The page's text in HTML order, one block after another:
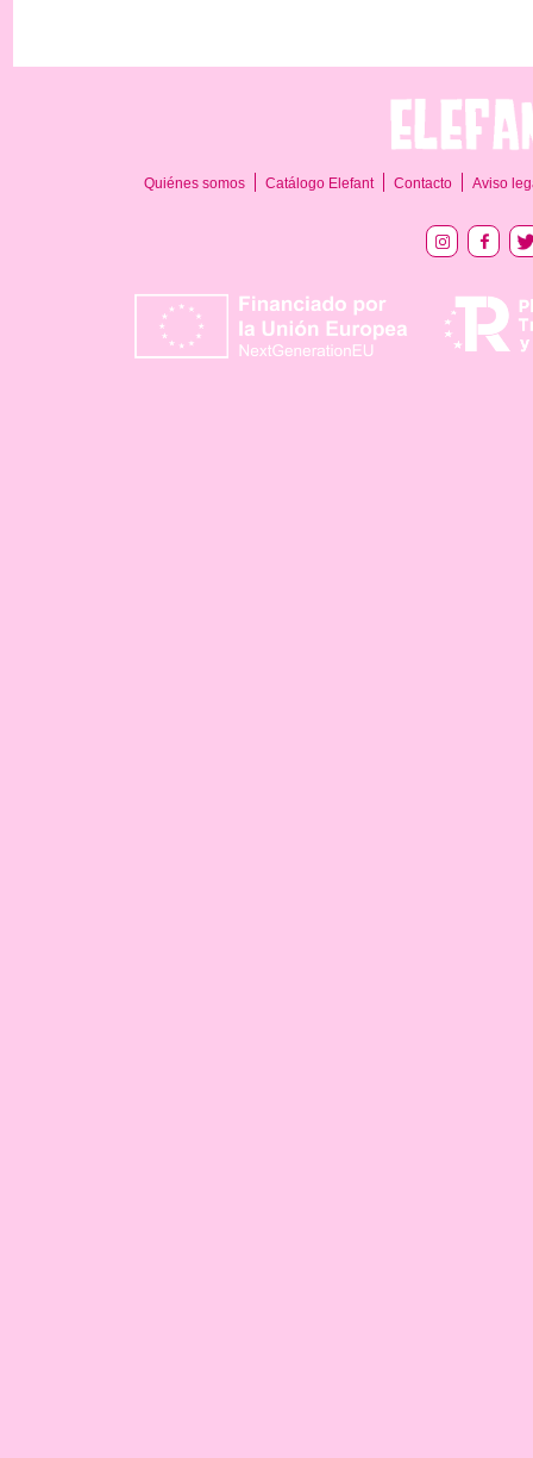
Quiénes somos Catálogo Elefant Contacto Aviso